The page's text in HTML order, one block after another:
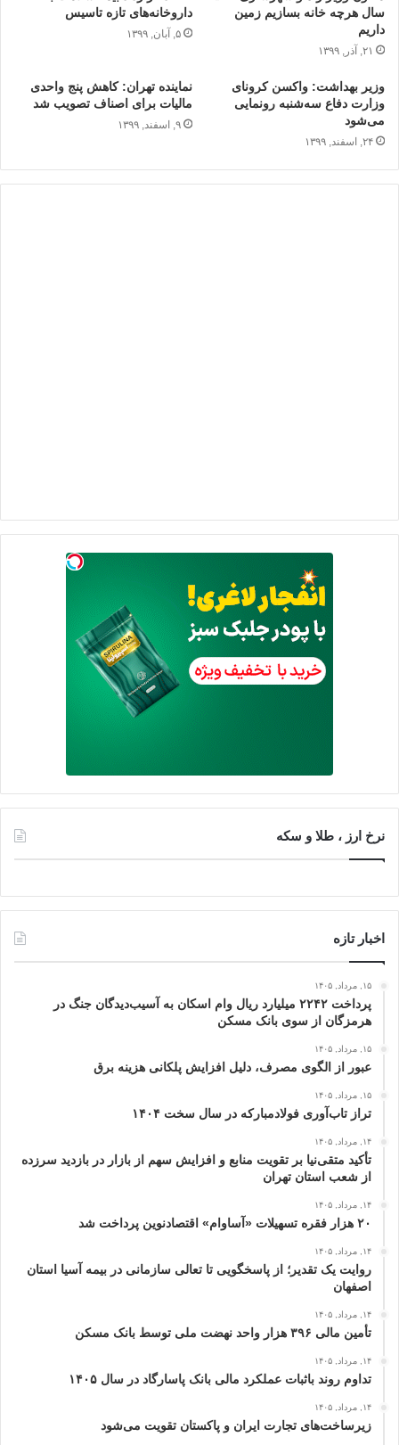
سال هرچه خانه بسازیم زمین
داریم
۲۱, آذر, ۱۳۹۹
داروخانه‌های تازه تاسیس
۵, آبان, ۱۳۹۹
وزیر بهداشت: واکسن کرونای
وزارت دفاع سه‌شنبه رونمایی
می‌شود
۲۴, اسفند, ۱۳۹۹
نماینده تهران: کاهش پنج واحدی
مالیات برای اصناف تصویب شد
۹, اسفند, ۱۳۹۹
نرخ ارز ، طلا و سکه
اخبار تازه
۱۵, مرداد, ۱۴۰۵
پرداخت ۲۲۴۲ میلیارد ریال وام اسکان به آسیب‌دیدگان جنگ در
هرمزگان از سوی بانک مسکن
۱۵, مرداد, ۱۴۰۵
عبور از الگوی مصرف، دلیل افزایش پلکانی هزینه برق
۱۵, مرداد, ۱۴۰۵
تراز تاب‌آوری فولادمبارکه در سال سخت ۱۴۰۴
۱۴, مرداد, ۱۴۰۵
تأکید متقی‌نیا بر تقویت منابع و افزایش سهم از بازار در بازدید سرزده
از شعب استان تهران
۱۴, مرداد, ۱۴۰۵
۲۰ هزار فقره تسهیلات «آساوام» اقتصادنوین پرداخت شد
۱۴, مرداد, ۱۴۰۵
روایت یک تقدیر؛ از پاسخگویی تا تعالی سازمانی در بیمه آسیا استان
اصفهان
۱۴, مرداد, ۱۴۰۵
تأمین مالی ۳۹۶ هزار واحد نهضت ملی توسط بانک مسکن
۱۴, مرداد, ۱۴۰۵
تداوم روند باثبات عملکرد مالی بانک پاسارگاد در سال ۱۴۰۵
۱۴, مرداد, ۱۴۰۵
زیرساخت‌های تجارت ایران و پاکستان تقویت می‌شود